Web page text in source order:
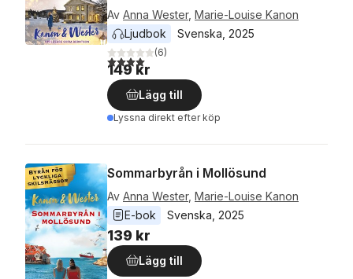
Av Anna Wester, Marie-Louise Kanon
Ljudbok
Svenska 2025
4,0utav 5 stjärnor. Totalt antal röster:
(6)
149 kr
Lägg till
Lyssna direkt efter köp
Sommarbyrån i Mollösund
Av Anna Wester, Marie-Louise Kanon
E-bok
Svenska 2025
139 kr
Lägg till